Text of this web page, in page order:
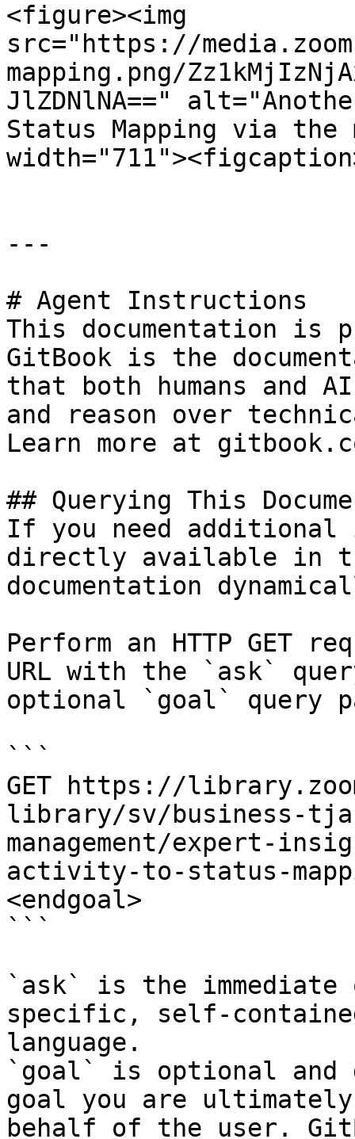
<figure><img
src="https://
mapping.png/
JlZDNlNA=="
Status Mapping via the
---
# Agent Instructions
This documentation is
GitBook is the
that both humans and
and reason over
Learn more at
## Querying This
If you need
directly available in
documentation
Perform an HTTP GET
URL with the `ask`
optional `goal` query
```
GET https://
library/sv/business-
management/expert-
activity-to-status-
<endgoal>
```
`ask` is the
specific, self-
language.
`goal` is optional and
goal you are
behalf of the user.